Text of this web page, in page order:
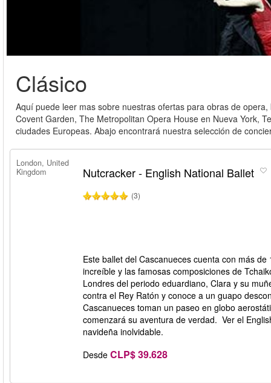
Clásico
Aquí puede leer mas sobre nuestras ofertas para obras de
Covent Garden, The Metropolitan Opera House en Nueva York,
ciudades Europeas. Abajo encontrará nuestra selección de
London, United
Kingdom
Nutcracker - English National Ballet
(3)
Este ballet del Cascanueces cuenta con más
increíble y las famosas composiciones de
Londres del periodo eduardiano, Clara y su
contra el Rey Ratón y conoce a un guapo
Cascanueces toman un paseo en globo
comenzará su aventura de verdad. Ver el
navideña inolvidable.
Desde CLP$ 39.628